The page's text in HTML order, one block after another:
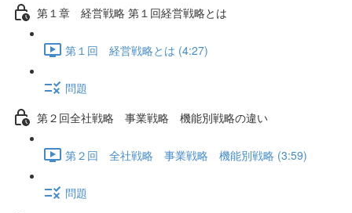
第１章 経営戦略 第１回経営戦略とは
第１回 経営戦略とは (4:27)
問題
第２回全社戦略 事業戦略 機能別戦略の違い
第２回 全社戦略 事業戦略 機能別戦略 (3:59)
問題